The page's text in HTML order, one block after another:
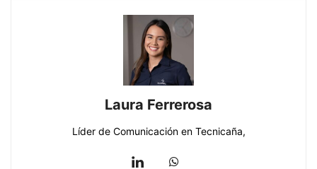
Laura Ferrerosa
Líder de Comunicación en Tecnicaña,